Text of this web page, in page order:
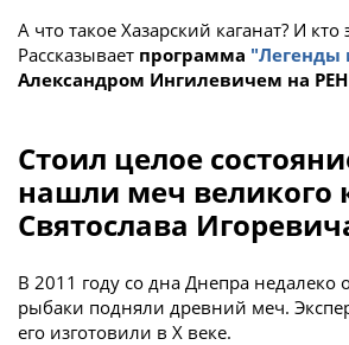
А что такое Хазарский каганат? И кто
Рассказывает программа
Александром Ингилевичем на
Стоил целое
нашли меч великого
Святослава
В 2011 году со дна Днепра недалеко
рыбаки подняли древний меч.
его изготовили в X веке.